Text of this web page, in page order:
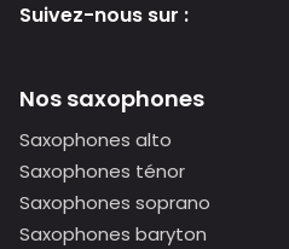
Suivez-nous sur :
Nos saxophones
Saxophones alto
Saxophones ténor
Saxophones soprano
Saxophones baryton